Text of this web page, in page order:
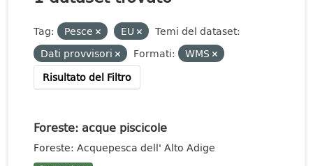
Tag: Pesce EU
Temi del dataset:
Dati provvisori
Formati:
WMS
Risultato del Filtro
Foreste: acque piscicole
Foreste: Acquepesca dell' Alto Adige